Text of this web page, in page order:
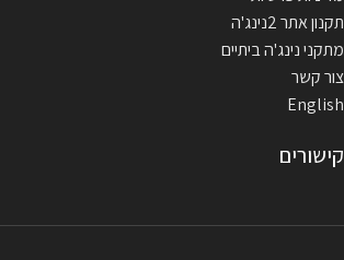
https://www.youtube.com/watch?
v=A3TfKOXIvn8
***התמונה להמחשה בלבד.
תקנון אתר 2נינג'ה
מתקני נינג'ה ביתיים
צור קשר
English
קישורים